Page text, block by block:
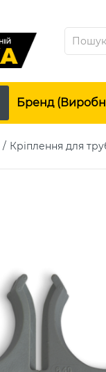
Бренд
Кріплення для